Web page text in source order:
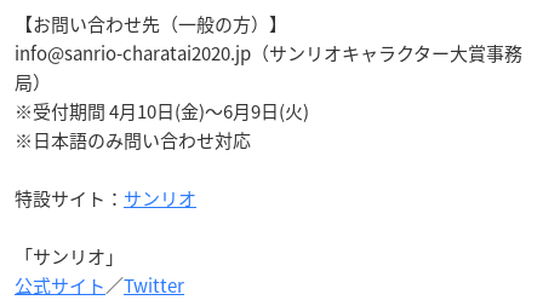
【お問い合わせ先（一般の方）】
info@sanrio-charatai2020.jp （サンリオキャラクター大賞事務
局）
※受付期間 4月10日(金)〜6月9日(火)
※日本語のみ問い合わせ対応
特設サイト： サンリオ
「サンリオ」
公式サイト／Twitter